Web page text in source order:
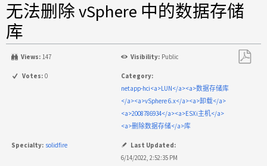
无法删除 vSphere 中的数据存储
库
Views: 147 Visibility: Public
Votes: 0
Category:
netapp-hci<a>LUN</a><a>数据存储库
</a><a>vSphere 6.x</a><a>卸载</a>
<a>2008786934</a><a>ESXi主机</a>
<a>删除数据存储</a>库
Specialty: solidfire
Last Updated:
6/14/2022, 2:52:35 PM